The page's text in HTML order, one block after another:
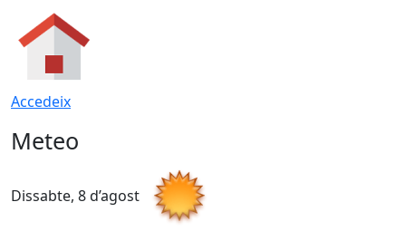
Accedeix
Meteo
Dissabte, 8 d’agost